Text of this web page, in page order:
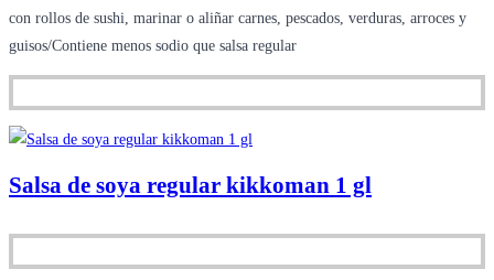
con rollos de sushi, marinar o aliñar carnes, pescados, verduras, arroces y
guisos/Contiene menos sodio que salsa regular
Salsa de soya regular kikkoman 1 gl